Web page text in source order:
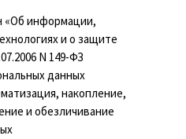
«Об информации,
и о защите
N 149-ФЗ
данных
накопление,
и обезличивание